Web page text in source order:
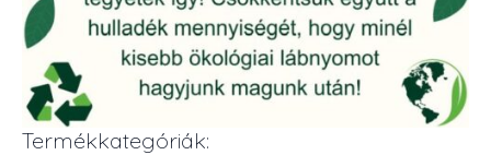
Termékkategóriák: